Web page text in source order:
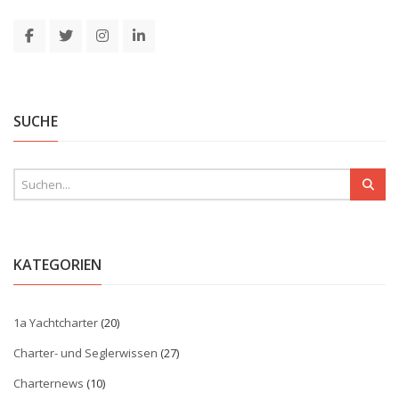
SUCHE
KATEGORIEN
1a Yachtcharter(20)
Charter- und Seglerwissen (27)
Charternews (10)